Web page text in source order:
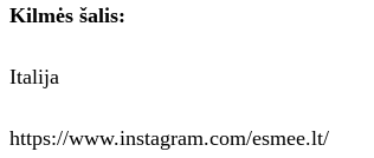
Kilmės šalis:
Italija
https://www.instagram.com/esmee.lt/